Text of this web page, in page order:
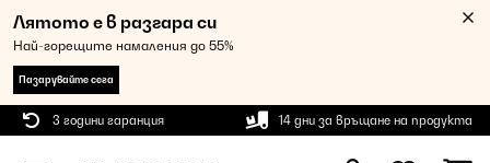
Лятото е в разгара си
Най-горещите намаления до 55%
Пазарувайте сега
3 години гаранция 14 дни за връщане на продукта